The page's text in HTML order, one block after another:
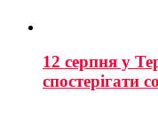
12 серпня у
спостерігати